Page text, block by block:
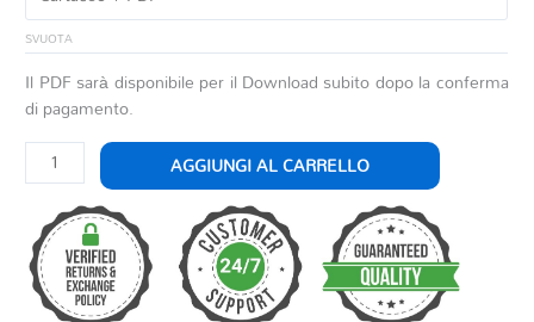
SVUOTA
Il PDF sarà disponibile per il Download subito dopo la conferma
di pagamento.
MERRY
CHRISTMAS
SWING
quantità
AGGIUNGI AL CARRELLO